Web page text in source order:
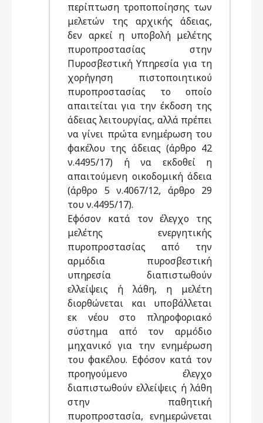
περίπτωση τροποποίησης των
μελετών της αρχικής άδειας,
δεν αρκεί η υποβολή μελέτης
πυροπροστασίας στην
Πυροσβεστική Υπηρεσία για τη
χορήγηση πιστοποιητικού
πυροπροστασίας το οποίο
απαιτείται για την έκδοση της
άδειας λειτουργίας, αλλά πρέπει
να γίνει πρώτα ενημέρωση του
φακέλου της άδειας (άρθρο 42
ν.4495/17) ή να εκδοθεί η
απαιτούμενη οικοδομική άδεια
(άρθρο 5 ν.4067/12, άρθρο 29
του ν.4495/17).
Εφόσον κατά τον έλεγχο της
μελέτης ενεργητικής
πυροπροστασίας από την
αρμόδια πυροσβεστική
υπηρεσία διαπιστωθούν
ελλείψεις ή λάθη, η μελέτη
διορθώνεται και υποβάλλεται
εκ νέου στο πληροφοριακό
σύστημα από τον αρμόδιο
μηχανικό για την ενημέρωση
του φακέλου. Εφόσον κατά τον
προηγούμενο έλεγχο
διαπιστωθούν ελλείψεις ή λάθη
στην παθητική
πυροπροστασία, ενημερώνεται